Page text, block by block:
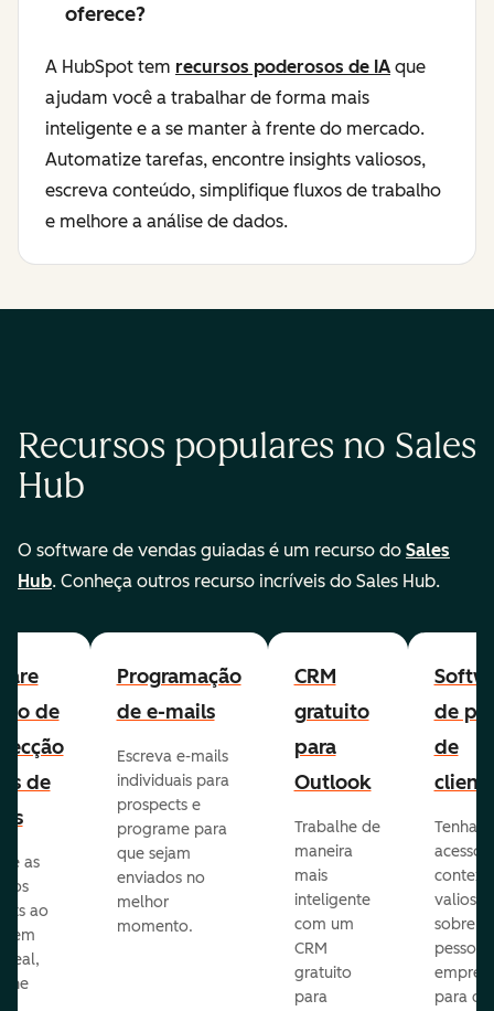
oferece?
A HubSpot tem recursos poderosos de IA que
ajudam você a trabalhar de forma mais
inteligente e a se manter à frente do mercado.
Automatize tarefas, encontre insights valiosos,
escreva conteúdo, simplifique fluxos de trabalho
e melhore a análise de dados.
Recursos populares no Sales
Hub
O software de vendas guiadas é um recurso do Sales
Hub. Conheça outros recurso incríveis do Sales Hub.
de
de
as
ao
em
real,
Programação
de e-mails
Escreva e-mails
individuais para
prospects e
programe para
que sejam
enviados no
melhor
momento.
CRM
gratuito
para
Outlook
Trabalhe de
maneira
mais
inteligente
com um
CRM
gratuito
para
de
de
Tenha
acesso
valioso
sobre as
para